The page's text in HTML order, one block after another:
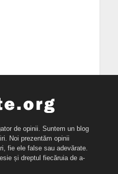
de opinii. Suntem un blog
Noi prezentăm opinii
fie ele false sau adevărate.
și dreptul fiecăruia de a-